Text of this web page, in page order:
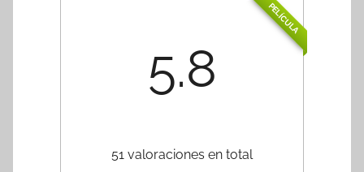
PELÍCULA
5.8
51 valoraciones en total